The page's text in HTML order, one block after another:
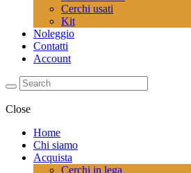
Cerchi usati
Kit
Noleggio
Contatti
Account
Close
Home
Chi siamo
Acquista
Cerchi in lega